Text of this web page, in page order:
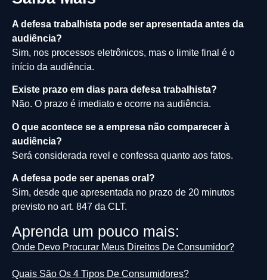
A defesa trabalhista pode ser apresentada antes da
audiência?
Sim, nos processos eletrônicos, mas o limite final é o
início da audiência.
Existe prazo em dias para defesa trabalhista?
Não. O prazo é imediato e ocorre na audiência.
O que acontece se a empresa não comparecer à
audiência?
Será considerada revel e confessa quanto aos fatos.
A defesa pode ser apenas oral?
Sim, desde que apresentada no prazo de 20 minutos
previsto no art. 847 da CLT.
Aprenda um pouco mais:
Onde Devo Procurar Meus Direitos De Consumidor?
Quais São Os 4 Tipos De Consumidores?